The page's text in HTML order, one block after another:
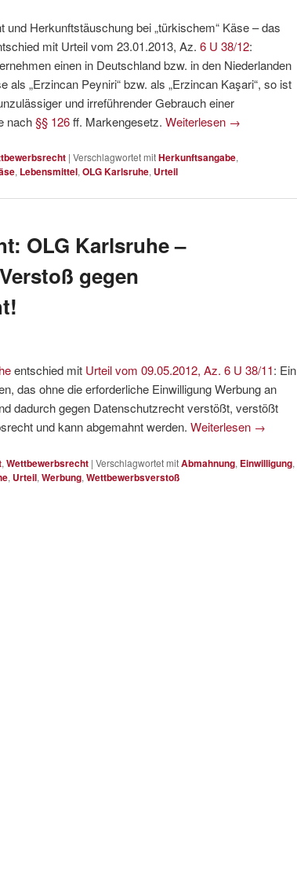
Herkunftstäuschung bei „türkischem“ Käse – das
mit Urteil vom 23.01.2013, Az. 6 U 38/12:
einen in Deutschland bzw. in den Niederlanden
als „Erzincan Peyniri“ bzw. als „Erzincan Kaşari“, so ist
und irreführender Gebrauch einer
nach§§ 126ff. Markengesetz. Weiterlesen →
| Verschlagwortet mitHerkunftsangabe,
, Lebensmittel, OLG Karlsruhe, Urteil
OLG Karlsruhe –
gegen
entschied mit Urteil vom 09.05.2012, Az. 6 U 38/11: Ein
das ohne die erforderliche Einwilligung Werbung an
dadurch gegen Datenschutzrecht verstößt, verstößt
und kann abgemahnt werden. Weiterlesen →
, Wettbewerbsrecht | Verschlagwortet mitAbmahnung, Einwilligung,
, Urteil, Werbung, Wettbewerbsverstoß